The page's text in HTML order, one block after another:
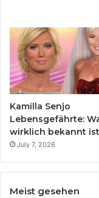
Kamilla Senjo
Lebensgefährte:
wirklich bekannt ist
July 7, 2026
Meist gesehen